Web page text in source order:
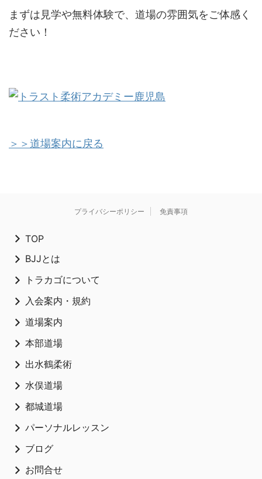
まずは見学や無料体験で、道場の雰囲気をご体感く
ださい！
＞＞道場案内に戻る
プライバシーポリシー 免責事項
TOP
BJJとは
トラカゴについて
入会案内・規約
道場案内
本部道場
出水鶴柔術
水俣道場
都城道場
パーソナルレッスン
ブログ
お問合せ